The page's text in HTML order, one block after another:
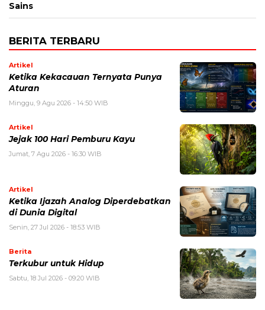
Sains
BERITA TERBARU
Artikel
Ketika Kekacauan Ternyata Punya
Aturan
Minggu, 9 Agu 2026 - 14:50 WIB
Artikel
Jejak 100 Hari Pemburu Kayu
Jumat, 7 Agu 2026 - 16:30 WIB
Artikel
Ketika Ijazah Analog Diperdebatkan
di Dunia Digital
Senin, 27 Jul 2026 - 18:53 WIB
Berita
Terkubur untuk Hidup
Sabtu, 18 Jul 2026 - 09:20 WIB